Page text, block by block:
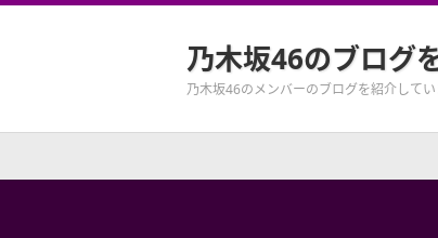
乃木坂46のブログ
乃木坂46のメンバーのブログを紹介して